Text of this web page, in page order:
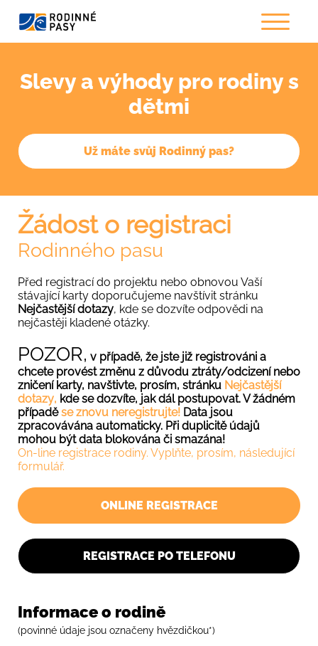
Slevy a výhody pro rodiny s
dětmi
Už máte svůj Rodinný pas?
Žádost o registraci
Rodinného pasu
Před registrací do projektu nebo obnovou Vaší
stávající karty doporučujeme navštívit stránku
Nejčastější dotazy, kde se dozvíte odpovědi na
nejčastěji kladené otázky.
POZOR, v případě, že jste již registrováni a
chcete provést změnu z důvodu ztráty/odcizení nebo
zničení karty, navštivte, prosím, stránku Nejčastější
dotazy, kde se dozvíte, jak dál postupovat. V žádném
případěse znovu neregistrujte! Data jsou
zpracovávána automaticky. Při duplicitě údajů
mohou být data blokována či smazána!
On-line registrace rodiny. Vyplňte, prosím, následující
formulář.
ONLINE REGISTRACE
REGISTRACE PO TELEFONU
Informace o rodině
(povinné údaje jsou označeny hvězdičkou*)